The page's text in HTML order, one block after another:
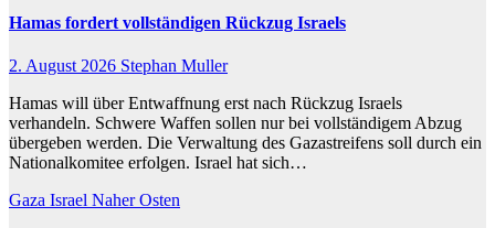
Hamas fordert vollständigen Rückzug Israels
2. August 2026 Stephan Muller
Hamas will über Entwaffnung erst nach Rückzug Israels
verhandeln. Schwere Waffen sollen nur bei vollständigem Abzug
übergeben werden. Die Verwaltung des Gazastreifens soll durch ein
Nationalkomitee erfolgen. Israel hat sich…
Gaza Israel Naher Osten